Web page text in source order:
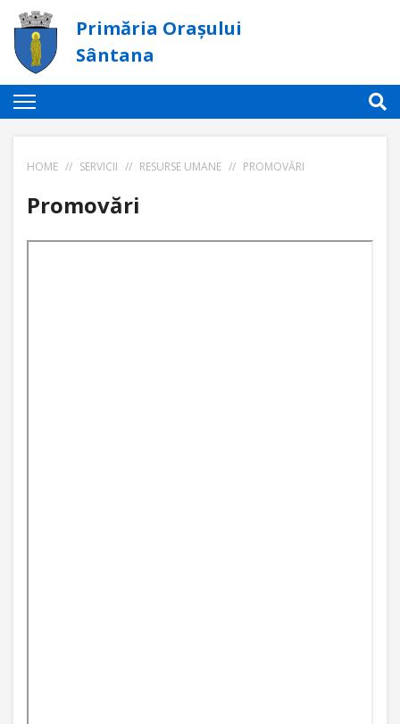
Primăria Orașului
Sântana
HOME // SERVICII // RESURSE UMANE // PROMOVĂRI
Promovări